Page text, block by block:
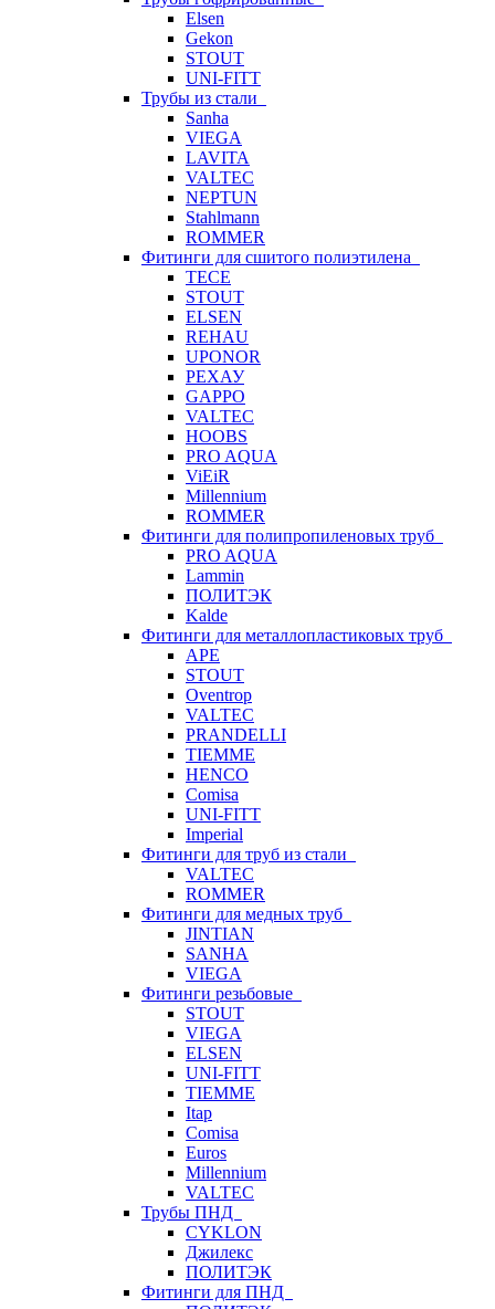
Elsen
Gekon
STOUT
UNI-FITT
Трубы из стали
Sanha
VIEGA
LAVITA
VALTEC
NEPTUN
Stahlmann
ROMMER
Фитинги для сшитого полиэтилена
TECE
STOUT
ELSEN
REHAU
UPONOR
РЕХАУ
GAPPO
VALTEC
HOOBS
PRO AQUA
ViEiR
Millennium
ROMMER
Фитинги для полипропиленовых труб
PRO AQUA
Lammin
ПОЛИТЭК
Kalde
Фитинги для металлопластиковых труб
APE
STOUT
Oventrop
VALTEC
PRANDELLI
TIEMME
HENCO
Comisa
UNI-FITT
Imperial
Фитинги для труб из стали
VALTEC
ROMMER
Фитинги для медных труб
JINTIAN
SANHA
VIEGA
Фитинги резьбовые
STOUT
VIEGA
ELSEN
UNI-FITT
TIEMME
Itap
Comisa
Euros
Millennium
VALTEC
Трубы ПНД
CYKLON
Джилекс
ПОЛИТЭК
Фитинги для ПНД